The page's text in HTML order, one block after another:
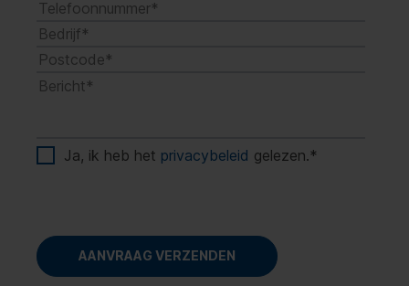
Ja, ik heb het privacybeleid gelezen.*